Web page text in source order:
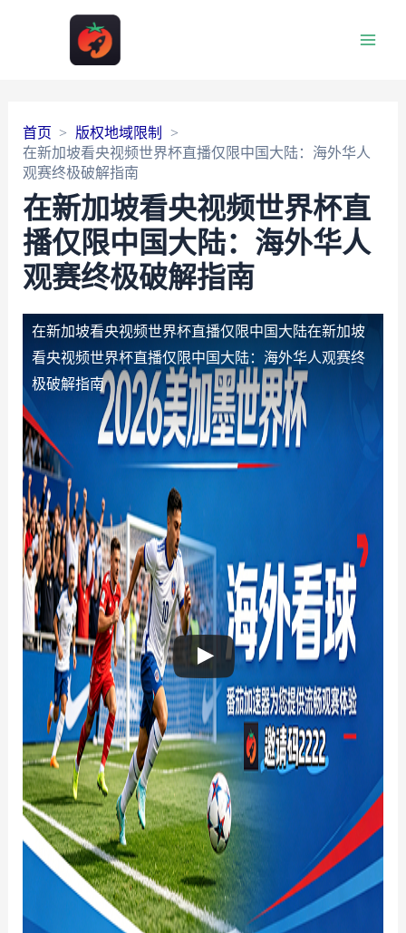
首页
版权地域限制
在新加坡看央视频世界杯直播仅限中国大陆：海外华人
观赛终极破解指南
在新加坡看央视频世界杯直
播仅限中国大陆：海外华人
观赛终极破解指南
在新加坡看央视频世界杯直播仅限中国大陆在新加坡
看央视频世界杯直播仅限中国大陆：海外华人观赛终
极破解指南